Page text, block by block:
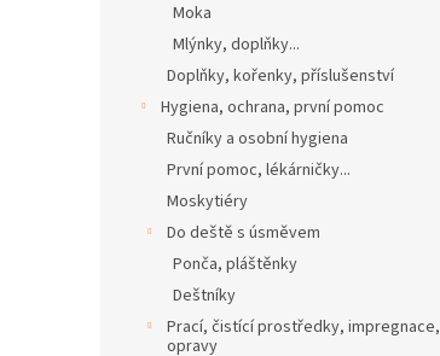
Moka
Mlýnky, doplňky...
Doplňky, kořenky, příslušenství
Hygiena, ochrana, první pomoc
Ručníky a osobní hygiena
První pomoc, lékárničky...
Moskytiéry
Do deště s úsměvem
Ponča, pláštěnky
Deštníky
Prací, čistící prostředky, impregnace,
opravy